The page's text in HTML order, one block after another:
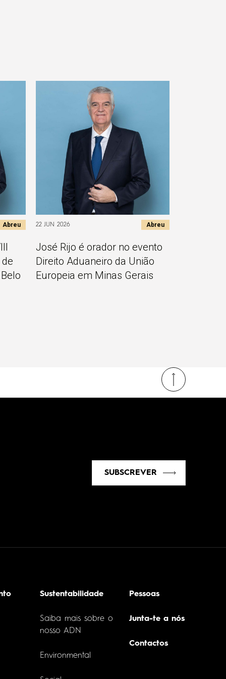
Abreu 22 JUN 2026 Abreu
José Rijo é orador no evento
Direito Aduaneiro da União
Europeia em Minas Gerais
SUBSCREVER
Sustentabilidade
Saiba mais sobre o
nosso ADN
Environmental
Pessoas
Junta-te a nós
Contactos